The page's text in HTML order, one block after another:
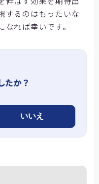
するのはもったいな
れば幸いです。
たか？
いいえ